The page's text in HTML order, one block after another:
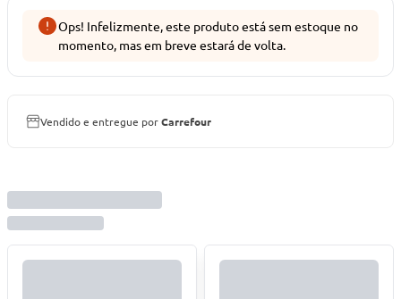
Ops! Infelizmente, este produto está sem estoque no
momento, mas em breve estará de volta.
Vendido e entregue porCarrefour